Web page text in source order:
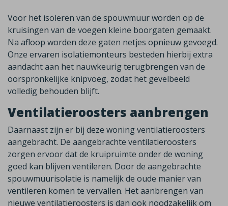
Voor het isoleren van de spouwmuur worden op de
kruisingen van de voegen kleine boorgaten gemaakt.
Na afloop worden deze gaten netjes opnieuw gevoegd.
Onze ervaren isolatiemonteurs besteden hierbij extra
aandacht aan het nauwkeurig terugbrengen van de
oorspronkelijke knipvoeg, zodat het gevelbeeld
volledig behouden blijft.
Ventilatieroosters aanbrengen
Daarnaast zijn er bij deze woning ventilatieroosters
aangebracht. De aangebrachte ventilatieroosters
zorgen ervoor dat de kruipruimte onder de woning
goed kan blijven ventileren. Door de aangebrachte
spouwmuurisolatie is namelijk de oude manier van
ventileren komen te vervallen. Het aanbrengen van
nieuwe ventilatieroosters is dan ook noodzakelijk om